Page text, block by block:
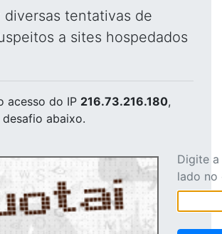
diversas tentativas de
a sites hospedados
acesso do IP 216.73.216.180,
abaixo.
Digite
lado no